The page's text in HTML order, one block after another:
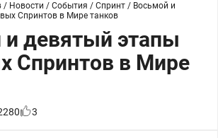
/ Новости / События / Спринт / Восьмой и
Спринтов в Мире танков
девятый этапы
Спринтов в Мире
3